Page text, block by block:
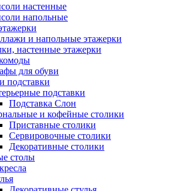
настенные
напольные
и напольные этажерки
настенные этажерки
для обуви
подставки
подставки
Подставка Слон
и кофейные столики
Приставные столики
Сервировочные столики
Декоративные столики
столы